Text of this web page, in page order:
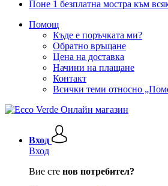
Поне 1 безплатна мостра към
Помощ
Къде е поръчката ми?
Обратно връщане
Цена на доставка
Начини на плащане
Контакт
Всички теми относно
Вход
Вход
Вие сте нов потребител?